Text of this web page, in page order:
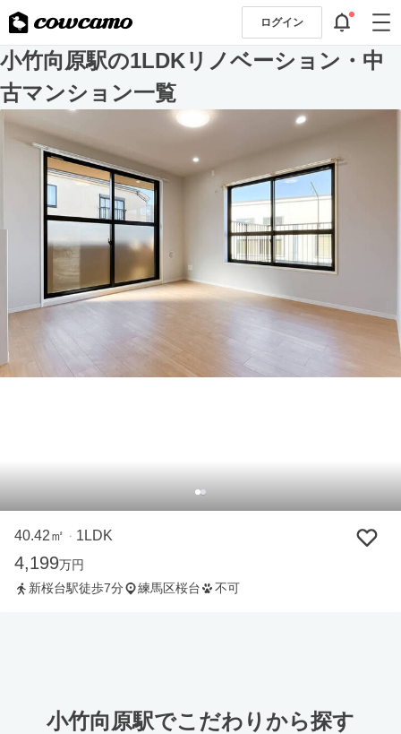
ログイン
小竹向原駅の1LDKリノベーション・中
古マンション一覧
40.42㎡ ・ 1LDK
4,199万円
新桜台駅徒歩7分
練馬区桜台 不可
小竹向原駅でこだわりから探す